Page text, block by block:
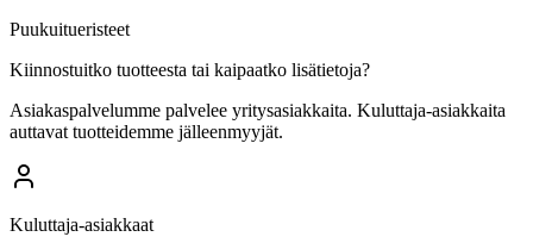
Puukuitueristeet
Kiinnostuitko tuotteesta tai kaipaatko lisätietoja?
Asiakaspalvelumme palvelee yritysasiakkaita. Kuluttaja-asiakkaita
auttavat tuotteidemme jälleenmyyjät.
Kuluttaja-asiakkaat